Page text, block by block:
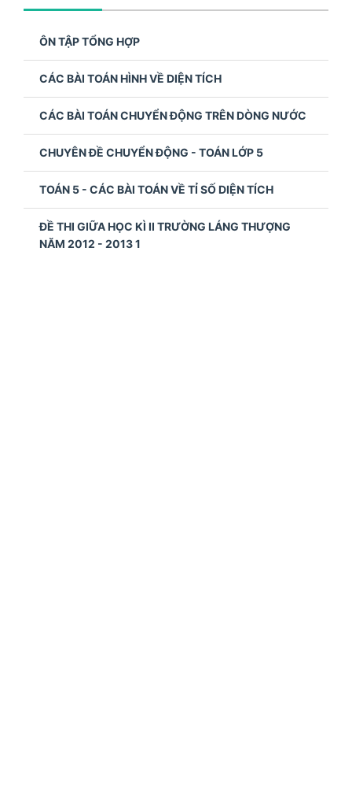
ÔN TẬP TỔNG HỢP
CÁC BÀI TOÁN HÌNH VỀ DIỆN TÍCH
CÁC BÀI TOÁN CHUYỂN ĐỘNG TRÊN DÒNG NƯỚC
CHUYÊN ĐỀ CHUYỂN ĐỘNG - TOÁN LỚP 5
TOÁN 5 - CÁC BÀI TOÁN VỀ TỈ SỐ DIỆN TÍCH
ĐỀ THI GIỮA HỌC KÌ II TRƯỜNG LÁNG THƯỢNG
NĂM 2012 - 2013 1